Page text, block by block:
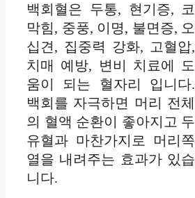
백회혈은 두통, 현기증, 코
막힘, 중풍, 이명, 불면증, 오
십견, 집중력 강화, 고혈압,
치매 예방, 변비 치료에 도
움이 되는 혈자리 입니다.
백회를 자극하면 머리 전체
의 혈액 순환이 좋아지고 두
유혈과 마찬가지로 머리쪽
열을 내려주는 효과가 있습
니다.